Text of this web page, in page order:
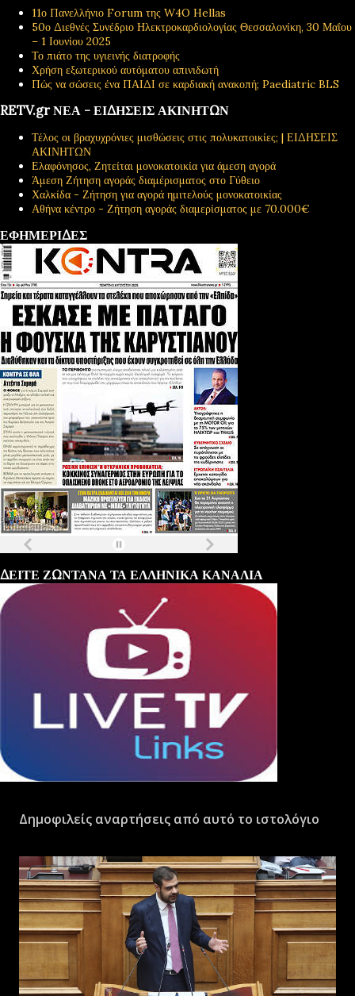
11ο Πανελλήνιο Forum της W4O Hellas
50ο Διεθνές Συνέδριο Ηλεκτροκαρδιολογίας Θεσσαλονίκη, 30 Μαΐου
– 1 Ιουνίου 2025
Το πιάτο της υγιεινής διατροφής
Χρήση εξωτερικού αυτόματου απινιδωτή
Πώς να σώσεις ένα ΠΑΙΔΙ σε καρδιακή ανακοπή; Paediatric BLS
RETV.gr ΝΕΑ - ΕΙΔΗΣΕΙΣ ΑΚΙΝΗΤΩΝ
Τέλος οι βραχυχρόνιες μισθώσεις στις πολυκατοικίες; | ΕΙΔΗΣΕΙΣ
ΑΚΙΝΗΤΩΝ
Ελαφόνησος, Ζητείται μονοκατοικία για άμεση αγορά
Άμεση Ζήτηση αγοράς διαμέρισματος στο Γύθειο
Χαλκίδα - Ζήτηση για αγορά ημιτελούς μονοκατοικίας
Αθήνα κέντρο - Ζήτηση αγοράς διαμερίσματος με 70.000€
ΕΦΗΜΕΡΙΔΕΣ
ΔΕΙΤΕ ΖΩΝΤΑΝΑ ΤΑ ΕΛΛΗΝΙΚΑ ΚΑΝΑΛΙΑ
Δημοφιλείς αναρτήσεις από αυτό το ιστολόγιο